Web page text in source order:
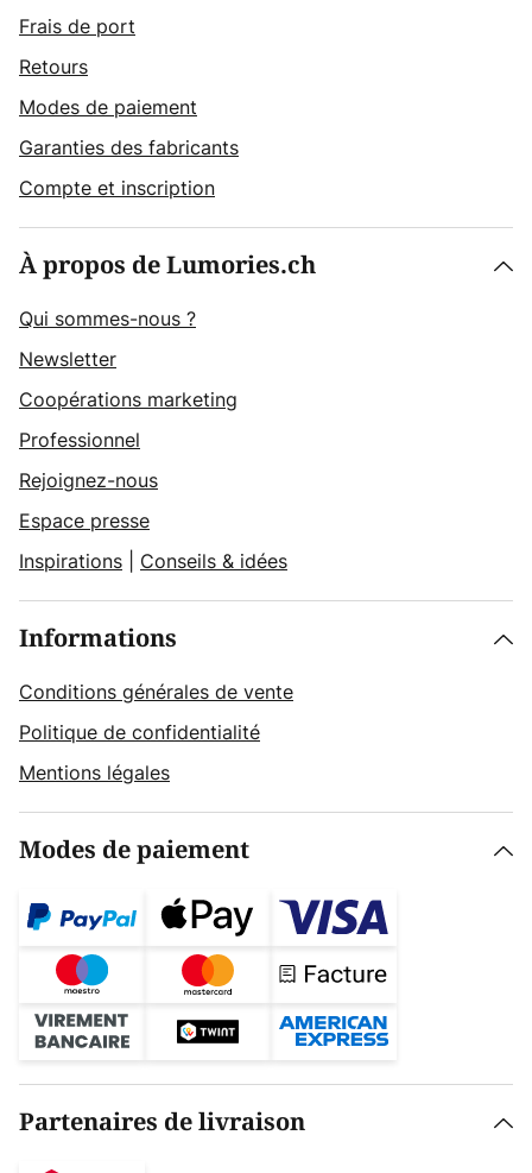
Frais de port
Retours
Modes de paiement
Garanties des fabricants
Compte et inscription
À propos de Lumories.ch
Qui sommes-nous ?
Newsletter
Coopérations marketing
Professionnel
Rejoignez-nous
Espace presse
Inspirations
Conseils & idées
Informations
Conditions générales de vente
Politique de confidentialité
Mentions légales
Modes de paiement
Partenaires de livraison